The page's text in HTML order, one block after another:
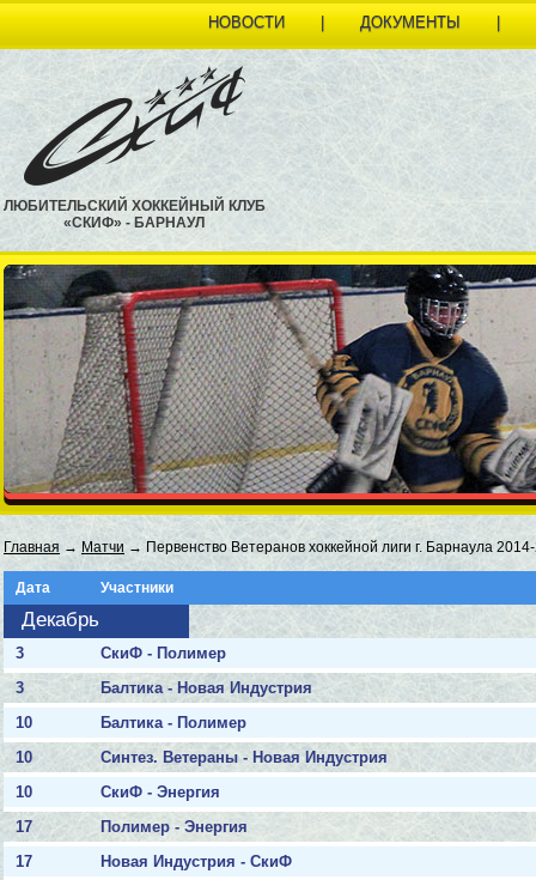
НОВОСТИ | ДОКУМЕНТЫ |
ЛЮБИТЕЛЬСКИЙ ХОККЕЙНЫЙ КЛУБ
«СКИФ» - БАРНАУЛ
Главная → Матчи → Первенство Ветеранов хоккейной лиги г. Барнаула
Дата Участники
Декабрь
3
СкиФ - Полимер
3
Балтика - Новая Индустрия
10
Балтика - Полимер
10
Синтез. Ветераны - Новая Индустрия
10
СкиФ - Энергия
17
Полимер - Энергия
17
Новая Индустрия - СкиФ